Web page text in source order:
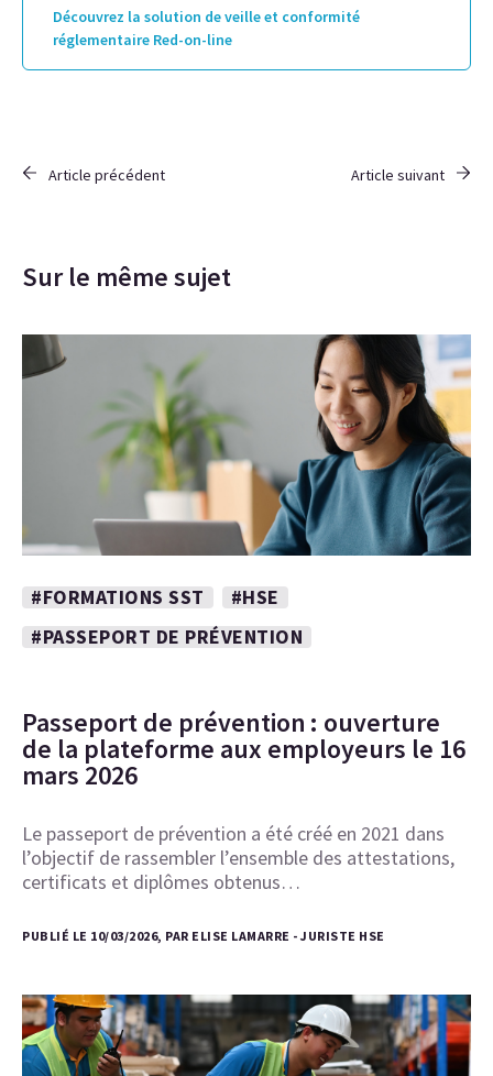
Découvrez la solution de veille et conformité
réglementaire Red-on-line
Article précédent Article suivant
Sur le même sujet
#FORMATIONS SST
#HSE
#PASSEPORT DE PRÉVENTION
Passeport de prévention : ouverture
de la plateforme aux employeurs le 16
mars 2026
Le passeport de prévention a été créé en 2021 dans
l’objectif de rassembler l’ensemble des attestations,
certificats et diplômes obtenus…
PUBLIÉ LE 10/03/2026, PAR ELISE LAMARRE - JURISTE HSE